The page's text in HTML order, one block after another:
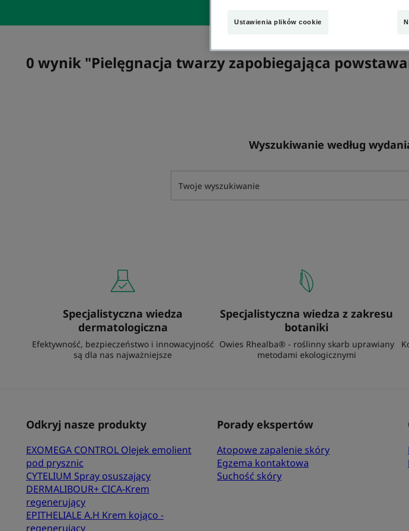
0 wynik "Pielęgnacja twarzy zapobiegająca
Wyszukiwanie według
Specjalistyczna wiedza
dermatologiczna
Efektywność, bezpieczeństwo i innowacyjność
są dla nas najważniejsze
Specjalistyczna wiedza z zakresu
botaniki
Owies Rhealba® - roślinny skarb uprawiany
metodami ekologicznymi
Odkryj nasze produkty
EXOMEGA CONTROL Olejek emolient
pod prysznic
CYTELIUM Spray osuszający
DERMALIBOUR+ CICA-Krem
regenerujący
EPITHELIALE A.H Krem kojąco -
regenerujący
Porady ekspertów
Atopowe zapalenie skóry
Egzema kontaktowa
Suchość skóry
Ustawienia plików cookie